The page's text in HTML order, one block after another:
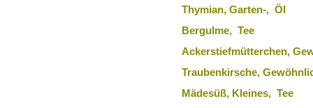
Thymian, Garten-, Öl
Bergulme, Tee
Ackerstiefmütterchen,
Traubenkirsche,
Mädesüß, Kleines, Tee